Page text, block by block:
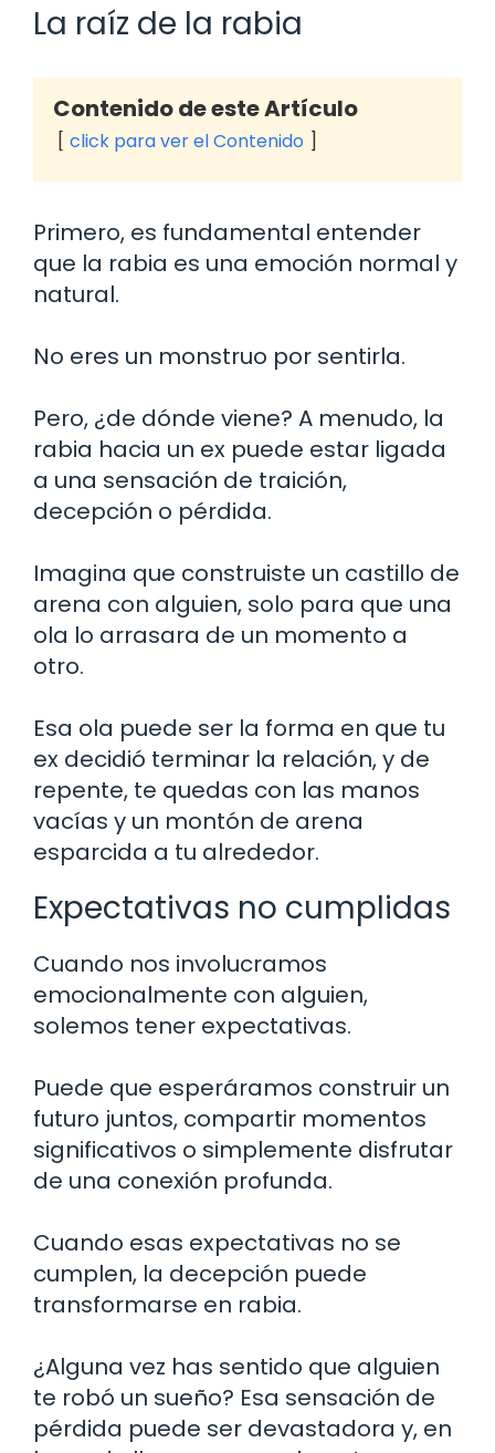
La raíz de la rabia
Contenido de este Artículo
click para ver el Contenido
Primero, es fundamental entender
que la rabia es una emoción normal y
natural.
No eres un monstruo por sentirla.
Pero, ¿de dónde viene? A menudo, la
rabia hacia un ex puede estar ligada
a una sensación de traición,
decepción o pérdida.
Imagina que construiste un castillo de
arena con alguien, solo para que una
ola lo arrasara de un momento a
otro.
Esa ola puede ser la forma en que tu
ex decidió terminar la relación, y de
repente, te quedas con las manos
vacías y un montón de arena
esparcida a tu alrededor.
Expectativas no cumplidas
Cuando nos involucramos
emocionalmente con alguien,
solemos tener expectativas.
Puede que esperáramos construir un
futuro juntos, compartir momentos
significativos o simplemente disfrutar
de una conexión profunda.
Cuando esas expectativas no se
cumplen, la decepción puede
transformarse en rabia.
¿Alguna vez has sentido que alguien
te robó un sueño? Esa sensación de
pérdida puede ser devastadora y, en